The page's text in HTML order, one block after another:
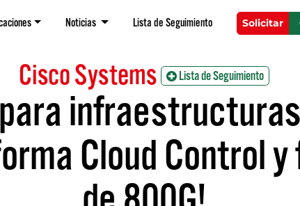
Noticias Lista de Seguimiento Solicitar
Cisco Systems Lista de Seguimiento
Cloud Control